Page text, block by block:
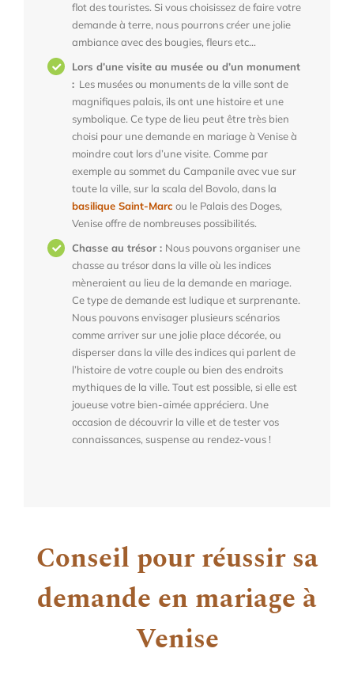
flot des touristes. Si vous choisissez de faire votre
demande à terre, nous pourrons créer une jolie
ambiance avec des bougies, fleurs etc…
Lors d’une visite au musée ou d’un monument
: Les musées ou monuments de la ville sont de
magnifiques palais, ils ont une histoire et une
symbolique. Ce type de lieu peut être très bien
choisi pour une demande en mariage à Venise à
moindre cout lors d’une visite. Comme par
exemple au sommet du Campanile avec vue sur
toute la ville, sur la scala del Bovolo, dans la
basilique Saint-Marc ou le Palais des Doges,
Venise offre de nombreuses possibilités.
Chasse au trésor : Nous pouvons organiser une
chasse au trésor dans la ville où les indices
mèneraient au lieu de lademande en mariage.
Ce type de demande est ludique et surprenante.
Nous pouvons envisager plusieurs scénarios
comme arriver sur une jolie place décorée, ou
disperser dans la ville des indices qui parlent de
l’histoire de votre couple ou bien des endroits
mythiques de la ville. Tout est possible, si elle est
joueuse votre bien-aimée appréciera. Une
occasion de découvrir la ville et de tester vos
connaissances, suspense au rendez-vous !
Conseil pour réussir sa
demande en mariage à
Venise